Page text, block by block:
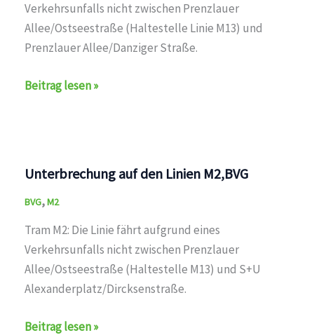
Verkehrsunfalls nicht zwischen Prenzlauer
Allee/Ostseestraße (Haltestelle Linie M13) und
Prenzlauer Allee/Danziger Straße.
Unterbrechung
Beitrag lesen »
Unterbrechung auf den Linien M2,BVG
BVG,M2
Tram M2: Die Linie fährt aufgrund eines
Verkehrsunfalls nicht zwischen Prenzlauer
Allee/Ostseestraße (Haltestelle M13) und S+U
Alexanderplatz/Dircksenstraße.
Unterbrechung
Beitrag lesen »